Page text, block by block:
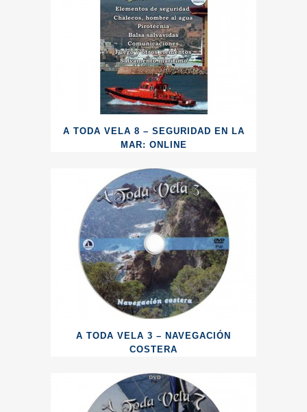
A TODA VELA 8 – SEGURIDAD EN LA
MAR: ONLINE
A TODA VELA 3 – NAVEGACIÓN
COSTERA